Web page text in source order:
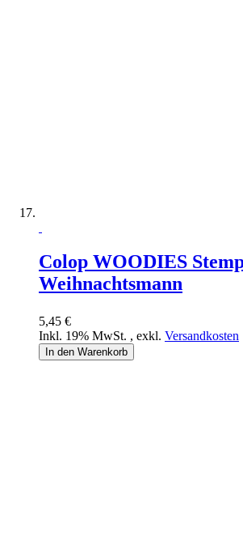
Colop WOODIES
Weihnachtsmann
5,45 €
Inkl. 19% MwSt. , exkl. Versandkosten
In den Warenkorb